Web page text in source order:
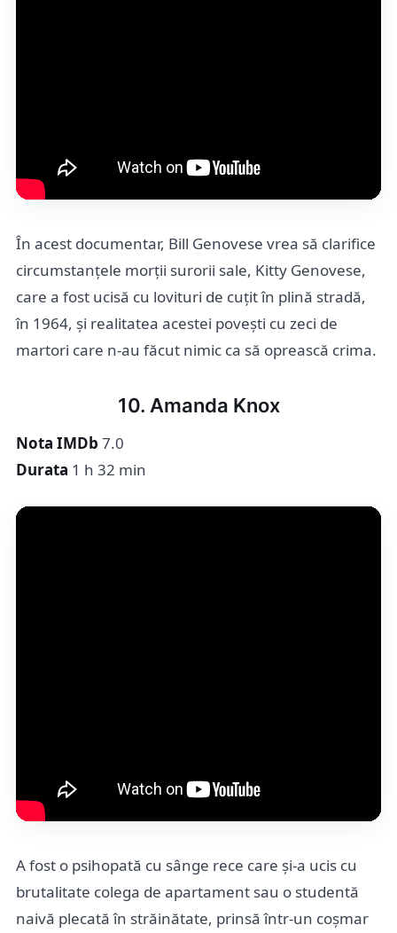
În acest documentar, Bill Genovese vrea să clarifice
circumstanțele morții surorii sale, Kitty Genovese,
care a fost ucisă cu lovituri de cuțit în plină stradă,
în 1964, și realitatea acestei povești cu zeci de
martori care n-au făcut nimic ca să oprească crima.
10. Amanda Knox
Nota IMDb 7.0
Durata 1 h 32 min
A fost o psihopată cu sânge rece care și-a ucis cu
brutalitate colega de apartament sau o studentă
naivă plecată în străinătate, prinsă într-un coșmar